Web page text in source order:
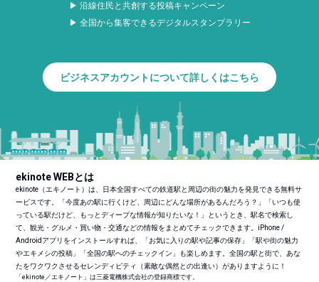
▶ 沿線住民と共創する投稿キャンペーン
▶ 全国から集客できるデジタルスタンプラリー
ビジネスアカウントについて詳しくはこちら
ekinote WEBとは
ekinote（エキノート）は、日本全国すべての鉄道駅と周辺の街の魅力を発見できる無料サ
ービスです。「今度あの駅に行くけど、周辺にどんな場所があるんだろう？」「いつも使
っている駅だけど、もっとディープな情報が知りたいな！」というとき、駅名で検索し
て、観光・グルメ・買い物・交通などの情報をまとめてチェックできます。iPhone /
Androidアプリをインストールすれば、「お気に入りの駅や記事の保存」「駅や街の魅力
やエキメシの投稿」「全国の駅へのチェックイン」も楽しめます。全国の駅と街で、あな
たをワクワクさせるセレンディピティ（素敵な偶然との出逢い）がありますように！
「ekinote／エキノート」は三菱電機株式会社の登録商標です。